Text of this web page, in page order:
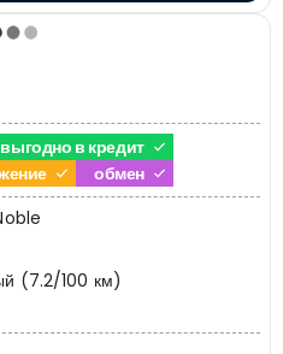
выгодно в кредит
обмен
(7.2/100 км)